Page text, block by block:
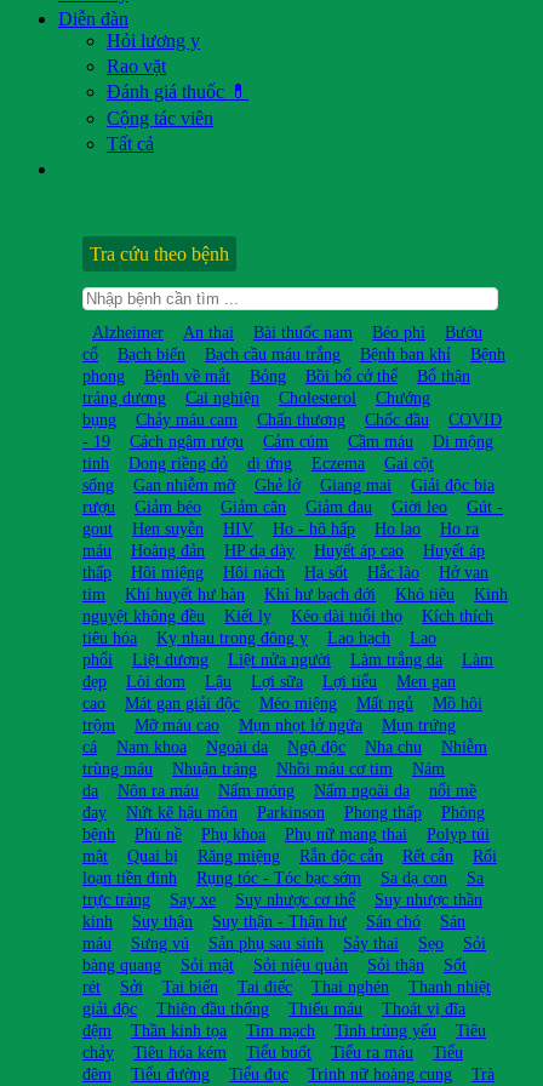
Diễn đàn
Hỏi lương y
Rao vặt
Đánh giá thuốc 💊
Cộng tác viên
Tất cả
Tra cứu theo bệnh
Alzheimer An thai Bài thuốc nam Béo phì
Bướu
cổ
Bạch biến Bạch cầu máu trắng Bệnh ban khỉ
Bệnh
phong
Bệnh về mắt Bỏng Bồi bổ cở thể
Bổ thận
tráng dương
Cai nghiện Cholesterol
Chướng
bụng
Chảy máu cam Chấn thương Chốc đầu
COVID
- 19
Cách ngâm rượu Cảm cúm Cầm máu
Di mộng
tinh
Dong riềng đỏ dị ứng Eczema
Gai cột
sống
Gan nhiễm mỡ Ghẻ lở Giang mai
Giải độc bia
rượu
Giảm béo Giảm cân Giảm đau Giời leo
Gút -
gout
Hen suyễn HIV Ho - hô hấp Ho lao
Ho ra
máu
Hoàng đản HP dạ dày Huyết áp cao
Huyết áp
thấp
Hôi miệng Hôi nách Hạ sốt Hắc lào
Hở van
tim
Khí huyết hư hàn Khí hư bạch đới Khó tiêu
Kinh
nguyệt không đều
Kiết lỵ Kéo dài tuổi thọ
Kích thích
tiêu hóa
Kỵ nhau trong đông y Lao hạch
Lao
phổi
Liệt dương Liệt nửa người Làm trắng da
Làm
đẹp
Lòi dom Lậu Lợi sữa Lợi tiểu
Men gan
cao
Mát gan giải độc Méo miệng Mất ngủ
Mồ hôi
trộm
Mỡ máu cao Mụn nhọt lở ngứa
Mụn trứng
cá
Nam khoa Ngoài da Ngộ độc Nha chu
Nhiễm
trùng máu
Nhuận tràng Nhồi máu cơ tim
Nám
da
Nôn ra máu Nấm móng Nấm ngoài da
nổi mề
đay
Nứt kẽ hậu môn Parkinson Phong thấp
Phòng
bệnh
Phù nề Phụ khoa Phụ nữ mang thai
Polyp túi
mật
Quai bị Răng miệng Rắn độc cắn Rết cắn
Rối
loạn tiền đình
Rụng tóc - Tóc bạc sớm Sa dạ con
Sa
trực tràng
Say xe Suy nhược cơ thể
Suy nhược thần
kinh
Suy thận Suy thận - Thận hư Sán chó
Sán
máu
Sưng vú Sản phụ sau sinh Sảy thai Sẹo
Sỏi
bàng quang
Sỏi mật Sỏi niệu quản Sỏi thận
Sốt
rét
Sởi Tai biến Tai điếc Thai nghén
Thanh nhiệt
giải độc
Thiên đầu thống Thiếu máu
Thoát vị đĩa
đệm
Thần kinh tọa Tim mạch Tinh trùng yếu
Tiêu
chảy
Tiêu hóa kém Tiểu buốt Tiểu ra máu
Tiểu
đêm
Tiểu đường Tiểu đục Trinh nữ hoàng cung
Trà